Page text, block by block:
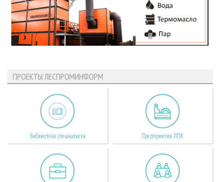
ПРОЕКТЫ ЛЕСПРОМИНФОРМ
Библиотека специалиста Предприятия ЛПК